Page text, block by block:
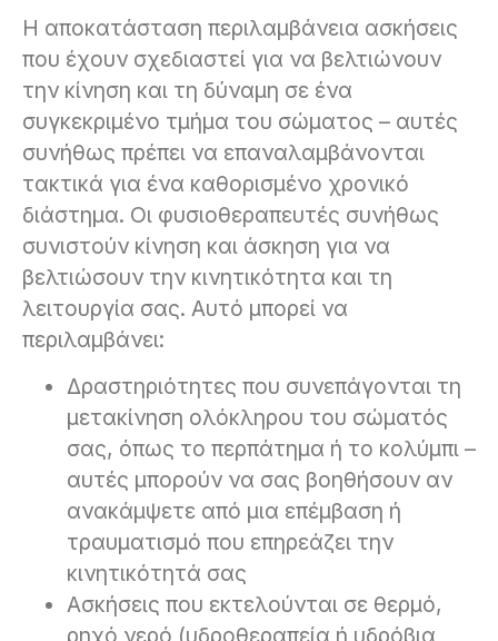
Η αποκατάσταση περιλαμβάνεια ασκήσεις
που έχουν σχεδιαστεί για να βελτιώνουν
την κίνηση και τη δύναμη σε ένα
συγκεκριμένο τμήμα του σώματος – αυτές
συνήθως πρέπει να επαναλαμβάνονται
τακτικά για ένα καθορισμένο χρονικό
διάστημα. Οι φυσιοθεραπευτές συνήθως
συνιστούν κίνηση και άσκηση για να
βελτιώσουν την κινητικότητα και τη
λειτουργία σας. Αυτό μπορεί να
περιλαμβάνει:
Δραστηριότητες που συνεπάγονται τη
μετακίνηση ολόκληρου του σώματός
σας, όπως το περπάτημα ή το κολύμπι –
αυτές μπορούν να σας βοηθήσουν αν
ανακάμψετε από μια επέμβαση ή
τραυματισμό που επηρεάζει την
κινητικότητά σας
Ασκήσεις που εκτελούνται σε θερμό,
ρηχό νερό (υδροθεραπεία ή υδρόβια